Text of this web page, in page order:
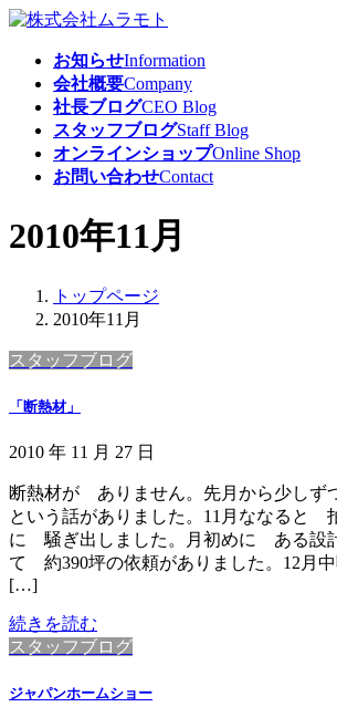
コ
プ
ナ
動
お知らせInformation
会社概要Company
社長ブログCEO Blog
スタッフブログStaff Blog
オンラインショップOnline Shop
お問い合わせContact
2010年11月
トップページ
2010年11月
スタッフブログ
「断熱材」
2010 年 11 月 27 日
断熱材が ありません。先月から少し
という話がありました。11月ななると
に 騒ぎ出しました。月初めに ある設
て 約390坪の依頼がありました。12月中
[…]
続きを読む
スタッフブログ
ジャパンホームショー